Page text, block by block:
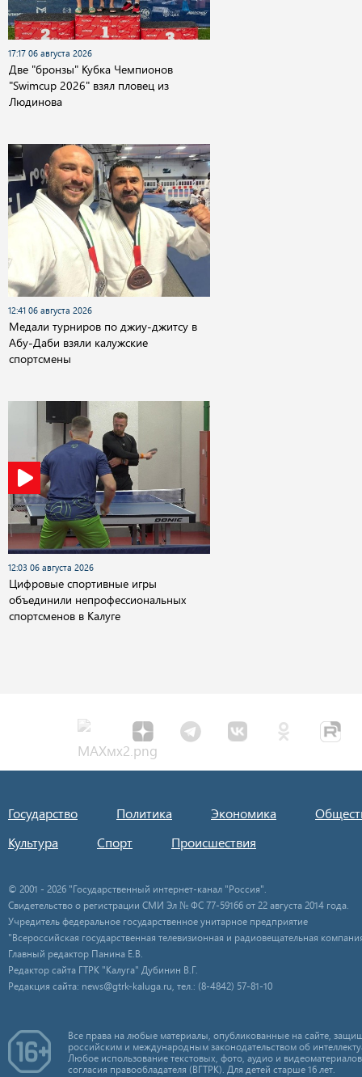
17:17 06 августа 2026
Две "бронзы" Кубка Чемпионов
"Swimcup 2026" взял пловец из
Людинова
12:41 06 августа 2026
Медали турниров по джиу-джитсу в
Абу-Даби взяли калужские
спортсмены
12:03 06 августа 2026
Цифровые спортивные игры
объединили непрофессиональных
спортсменов в Калуге
Государство Политика Экономика
Культура
Спорт Происшествия
© 2001 - 2026 "Государственный интернет-канал "Россия".
Свидетельство о регистрации СМИ Эл № ФС 77-59166 от 22 августа 2014 года.
Учредитель федеральное государственное унитарное предприятие
"Всероссийская государственная телевизионная и радиовещательная
Главный редактор Панина Е.В.
Редактор сайта ГТРК "Калуга" Дубинин В.Г.
Редакция сайта: news@gtrk-kaluga.ru, тел.: (8-4842) 57-81-10
Все права на любые материалы, опубликованные на сайте,
российским и международным законодательством об
Любое использование текстовых, фото, аудио и
согласия правообладателя (ВГТРК). Для детей старше 16 лет.